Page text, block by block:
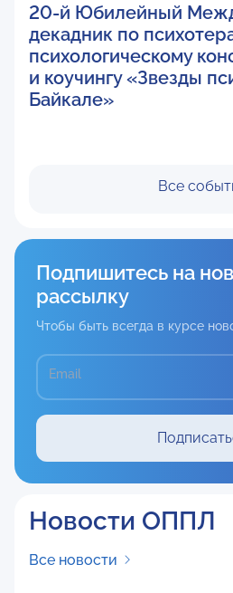
20-й Юбилейный
декадник по
психологическому
и коучингу «Звезды
Байкале»
Все
Подпишитесь на
рассылку
Чтобы быть всегда в курсе
Email
Новости ОППЛ
Все новости